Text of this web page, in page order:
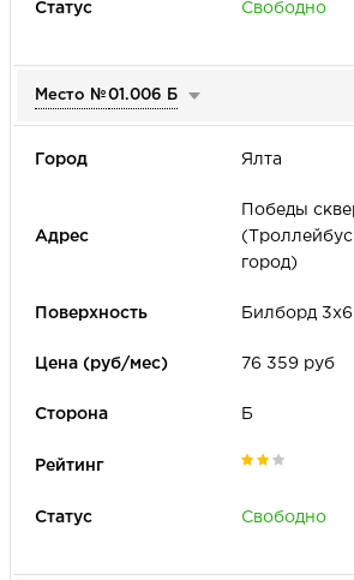
Только товары с акцией
Свободно
Место №01.006 Б
Ялта
Победы
город)
Билборд
76 359 руб
Б
Свободно